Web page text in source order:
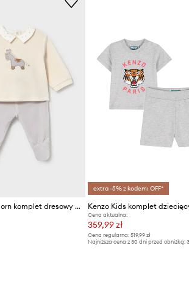
Mayoral Newborn komplet dresowy niemowlęcy z bawełną
extra -5% z kodem: OFF*
Kenzo Kids komplet
Cena aktualna:
359,99 zł
Cena regularna: 519,99 zł
Najniższa cena z 30 dni przed obniżką: